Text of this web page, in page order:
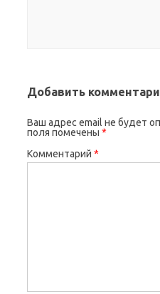
Добавить
Ваш адрес email не будет
поля помечены *
Комментарий *